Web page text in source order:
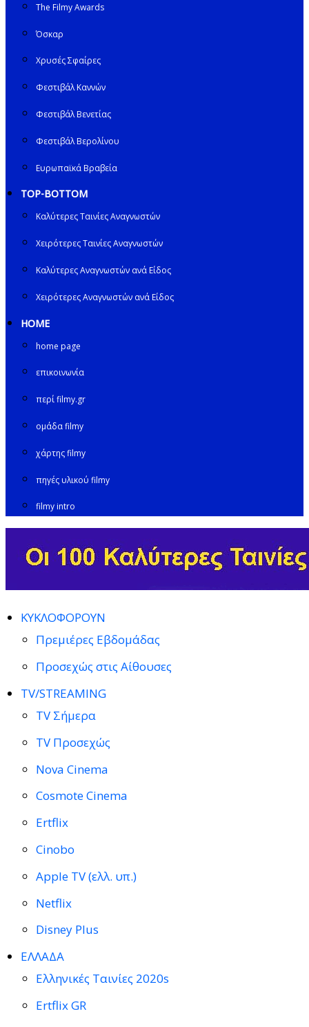
The Filmy Awards
Όσκαρ
Χρυσές Σφαίρες
Φεστιβάλ Καννών
Φεστιβάλ Βενετίας
Φεστιβάλ Βερολίνου
Ευρωπαϊκά Βραβεία
TOP-BOTTOM
Καλύτερες Ταινίες Αναγνωστών
Χειρότερες Ταινίες Αναγνωστών
Καλύτερες Αναγνωστών ανά Είδος
Χειρότερες Αναγνωστών ανά Είδος
HOME
home page
επικοινωνία
περί filmy.gr
ομάδα filmy
χάρτης filmy
πηγές υλικού filmy
filmy intro
ΚΥΚΛΟΦΟΡΟΥΝ
Πρεμιέρες Εβδομάδας
Προσεχώς στις Αίθουσες
TV/STREAMING
TV Σήμερα
TV Προσεχώς
Nova Cinema
Cosmote Cinema
Ertflix
Cinobo
Apple TV (ελλ. υπ.)
Netflix
Disney Plus
ΕΛΛΑΔΑ
Ελληνικές Ταινίες 2020s
Ertflix GR